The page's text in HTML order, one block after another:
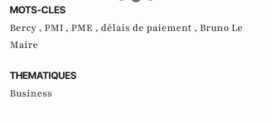
MOTS-CLES
Bercy , PMI , PME , délais de paiement , Bruno Le
Maire
THEMATIQUES
Business